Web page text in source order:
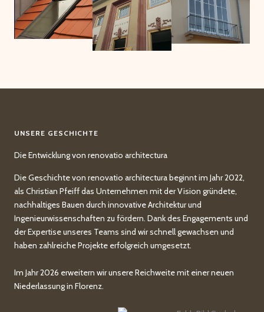
UNSERE GESCHICHTE
Die Entwicklung von renovatio architectura
Die Geschichte von renovatio architectura beginnt im Jahr 2022,
als Christian Pfeiff das Unternehmen mit der Vision gründete,
nachhaltiges Bauen durch innovative Architektur und
Ingenieurwissenschaften zu fördern. Dank des Engagements und
der Expertise unseres Teams sind wir schnell gewachsen und
haben zahlreiche Projekte erfolgreich umgesetzt.
Im Jahr 2026 erweitern wir unsere Reichweite mit einer neuen
Niederlassung in Florenz.